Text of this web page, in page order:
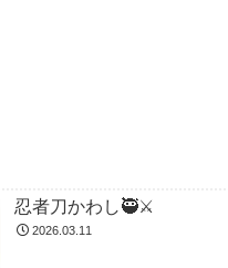
忍者刀かわし🥷⚔️
2026.03.11